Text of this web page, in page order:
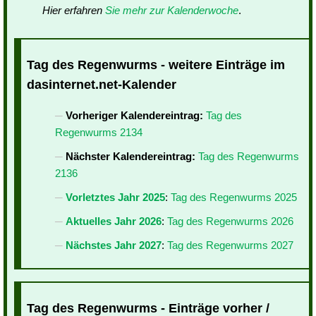
Hier erfahren Sie mehr zur Kalenderwoche.
Tag des Regenwurms - weitere Einträge im
dasinternet.net-Kalender
Vorheriger Kalendereintrag: Tag des
Regenwurms 2134
Nächster Kalendereintrag: Tag des Regenwurms
2136
Vorletztes Jahr 2025: Tag des Regenwurms 2025
Aktuelles Jahr 2026: Tag des Regenwurms 2026
Nächstes Jahr 2027: Tag des Regenwurms 2027
Tag des Regenwurms - Einträge vorher /